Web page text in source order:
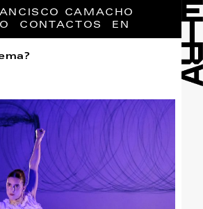
CAMACHO
CONTACTOS EN